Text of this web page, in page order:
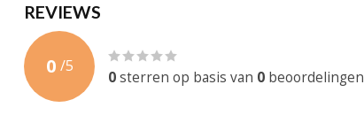
Certificering
REVIEWS
0 /5
0sterren op basis van 0 beoordelingen